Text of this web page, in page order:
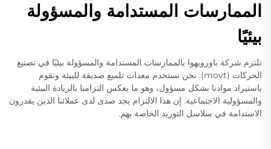
الممارسات المستدامة والمسؤولة
بيئيًا
تلتزم شركة باورويهوا بالممارسات المستدامة والمسؤولة بيئيًا في تصنيع
الحركات (movt). نحن نستخدم معدات تلميع صديقة للبيئة ونقوم
باستيراد موادنا بشكل مسؤول، وهو ما يعكس التزامنا بالريادة البيئية
والمسؤولية الاجتماعية. إن هذا الالتزام يجد صدى لدى عملائنا الذين يقدرون
الاستدامة في سلاسل التوريد الخاصة بهم.